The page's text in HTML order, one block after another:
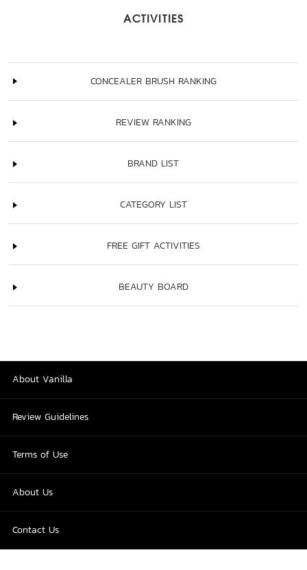
ACTIVITIES
CONCEALER BRUSH RANKING
REVIEW RANKING
BRAND LIST
CATEGORY LIST
FREE GIFT ACTIVITIES
BEAUTY BOARD
About Vanilla
Review Guidelines
Terms of Use
About Us
Contact Us